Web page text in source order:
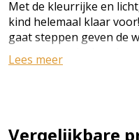
Met de kleurrijke en
kind helemaal klaar
gaat steppen geven de
voetrempendaal sta je
Het stuur is verstelbaar
pastel roze en
Lees meer
Vergelijkbare